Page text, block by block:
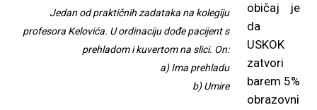
Jedan od praktičnih zadataka na kolegiju
profesora Kelovića. U ordinaciju dođe pacijent s
prehladom i kuvertom na slici. On:
a) Ima prehladu
b) Umire
običaj je
da
USKOK
zatvori
barem 5%
obrazovni